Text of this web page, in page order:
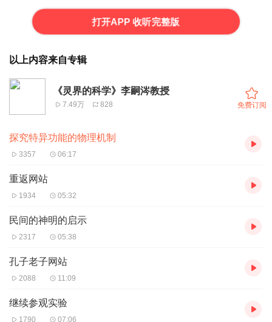
打开APP 收听完整版
以上内容来自专辑
《灵界的科学》李嗣涔教授
7.49万 828 免费订阅
探究特异功能的物理机制
3357 06:17
重返网站
1934 05:32
民间的神明的启示
2317 05:38
孔子老子网站
2088 11:09
继续参观实验
1790 07:06